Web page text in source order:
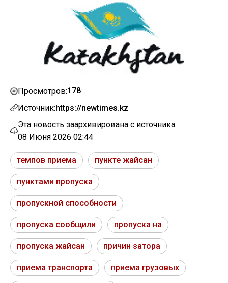
Просмотров:178
Источник:https://newtimes.kz
Эта новость заархивирована с источника
08 Июня 2026 02:44
темпов приема пункте жайсан
пунктами пропуска
пропускной способности
пропуска сообщили пропуска на
пропуска жайсан причин затора
приема транспорта приема грузовых